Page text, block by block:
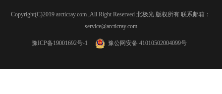
Copyright(C)2019 arcticray.com ,All Right Reserved 北极光 版权所有 联系邮箱：
service@arcticray.com
豫ICP备19001692号-1 豫公网安备 41010502004099号